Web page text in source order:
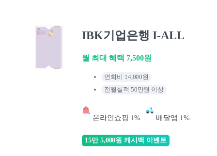
IBK기업은행 I-ALL
월 최대 혜택 7,500원
연회비 14,000원
전월실적 50만원 이상
온라인쇼핑 1% 배달앱 1%
15만 5,000원 캐시백 이벤트